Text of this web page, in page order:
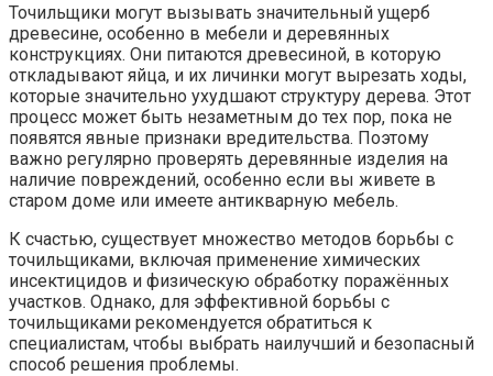
Точильщики могут вызывать значительный ущерб
древесине, особенно в мебели и деревянных
конструкциях. Они питаются древесиной, в которую
откладывают яйца, и их личинки могут вырезать ходы,
которые значительно ухудшают структуру дерева. Этот
процесс может быть незаметным до тех пор, пока не
появятся явные признаки вредительства. Поэтому
важно регулярно проверять деревянные изделия на
наличие повреждений, особенно если вы живете в
старом доме или имеете антикварную мебель.
К счастью, существует множество методов борьбы с
точильщиками, включая применение химических
инсектицидов и физическую обработку поражённых
участков. Однако, для эффективной борьбы с
точильщиками рекомендуется обратиться к
специалистам, чтобы выбрать наилучший и безопасный
способ решения проблемы.